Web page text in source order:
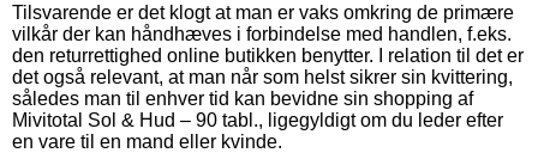
Tilsvarende er det klogt at man er vaks omkring de primære
vilkår der kan håndhæves i forbindelse med handlen, f.eks.
den returrettighed online butikken benytter. I relation til det er
det også relevant, at man når som helst sikrer sin kvittering,
således man til enhver tid kan bevidne sin shopping af
Mivitotal Sol & Hud – 90 tabl., ligegyldigt om du leder efter
en vare til en mand eller kvinde.